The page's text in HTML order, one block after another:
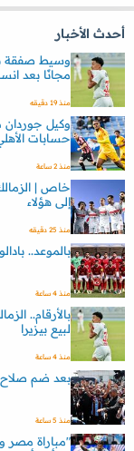
أحدث الأخبار
وسيط صفقة
مجانًا بعد
منذ 19 دقيقه
وكيل جوردان
حسابات
منذ 2 ساعة
خاص |
إلى هؤلاء
منذ 25 دقيقه
بالموعد..
منذ 4 ساعة
بالأرقام..
لبيع بيزيرا
منذ 4 ساعة
بعد ضم صلاح..
منذ 5 ساعة
"مباراة مصر